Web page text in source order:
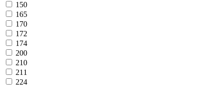
150
165
170
172
174
200
210
211
224